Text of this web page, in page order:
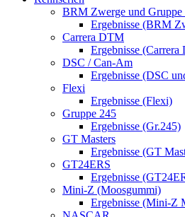
BRM Zwerge und Gruppe
Ergebnisse (BRM
Carrera DTM
Ergebnisse
DSC / Can-Am
Ergebnisse (DSC
Flexi
Ergebnisse (Flexi)
Gruppe 245
Ergebnisse (Gr.245)
GT Masters
Ergebnisse (GT
GT24ERS
Ergebnisse
Mini-Z (Moosgummi)
Ergebnisse (Mini-Z